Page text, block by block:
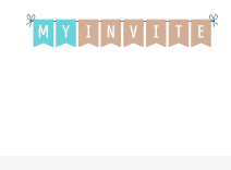
6 – לחיי רגעים